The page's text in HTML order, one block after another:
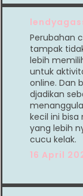
Perubahan
tampak
lebih
untuk
online. Dan
djadikan
kecil ini
yang lebih
cucu kelak.
16 April